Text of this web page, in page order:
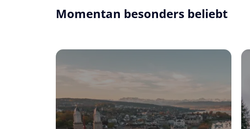
Momentan besonders beliebt